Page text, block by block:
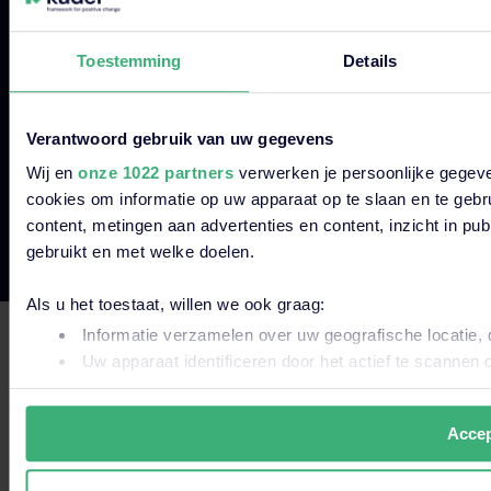
Toestemming Details
Verantwoord gebruik van uw gegevens
Wij en onze 1022 partnersverwerken je persoonlijke
cookies om informatie op uw apparaat op te slaan en te
content, metingen aan advertenties en content, inzicht in
gebruikt en met welke doelen.
Als u het toestaat, willen we ook graag:
Informatie verzamelen over uw geografische
Uw apparaat identificeren door het actief te
Lees meer over hoe uw persoonlijke gegevens worden
Wij gebruiken altijd functionele en analytische cookies.
© 2026 Kader Group.
Disclaimer
Cookies & Cookiebeleid
Algemene Voorwaarden
Vulnerability Disclosure Policy
Er zijn geen suggesties want het zoekveld is